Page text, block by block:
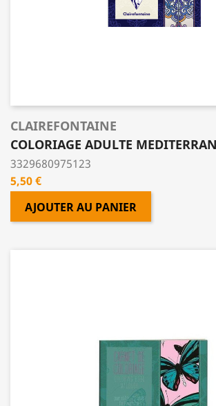
CLAIREFONTAINE
COLORIAGE ADULTE
3329680975123
Prix
5,50 €
AJOUTER AU PANIER